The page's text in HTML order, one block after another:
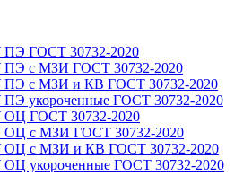
ПЭ ГОСТ 30732-2020
ПЭ с МЗИ ГОСТ 30732-2020
ПЭ с МЗИ и КВ ГОСТ 30732-2020
укороченные ГОСТ 30732-2020
ОЦ ГОСТ 30732-2020
ОЦ с МЗИ ГОСТ 30732-2020
ОЦ с МЗИ и КВ ГОСТ 30732-2020
укороченные ГОСТ 30732-2020